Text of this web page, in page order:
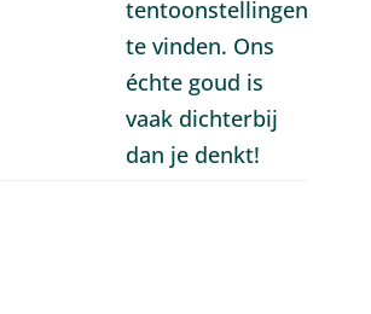
tentoonstellingen
te vinden. Ons
échte goud is
vaak dichterbij
dan je denkt!